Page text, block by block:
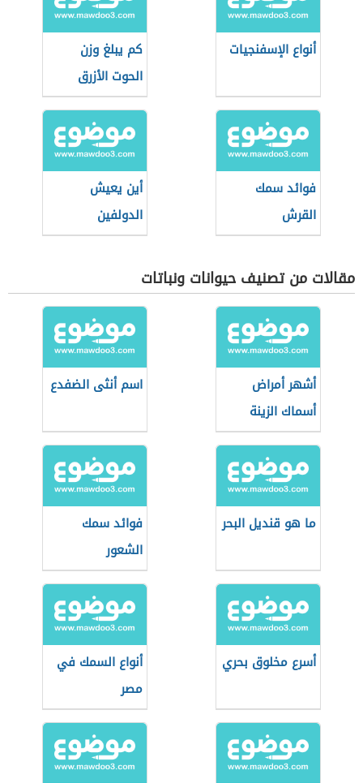
أنواع الإسفنجيات
كم يبلغ وزن
الحوت الأزرق
فوائد سمك
القرش
أين يعيش
الدولفين
مقالات من تصنيف حيوانات ونباتات
أشهر أمراض
أسماك الزينة
اسم أنثى الضفدع
ما هو قنديل البحر
فوائد سمك
الشعور
أسرع مخلوق بحري
أنواع السمك في
مصر